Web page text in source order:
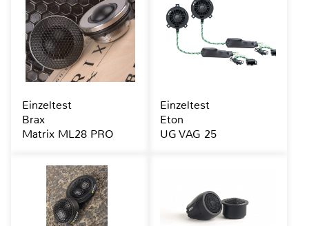
Einzeltest
Brax
Matrix ML28 PRO
Einzeltest
Eton
UG VAG 25